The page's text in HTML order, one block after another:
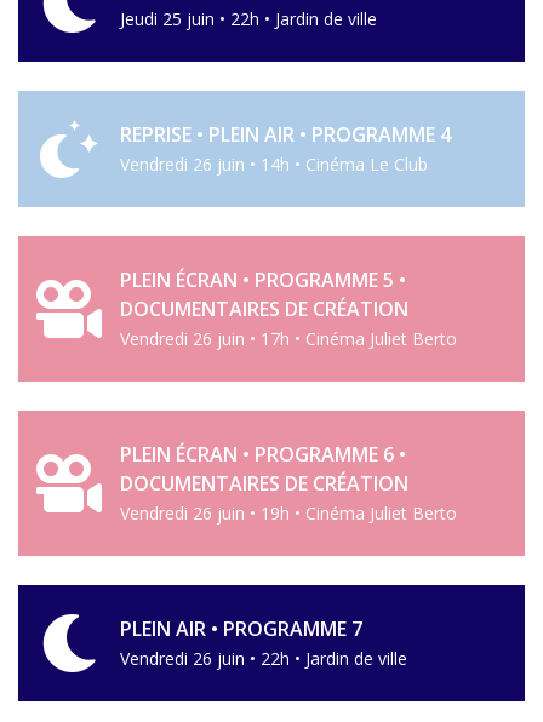
Jeudi 25 juin • 22h • Jardin de ville
REPRISE • PLEIN AIR • PROGRAMME 4
Vendredi 26 juin • 14h • Cinéma Le Club
PLEIN ÉCRAN • PROGRAMME 5 •
DOCUMENTAIRES DE CRÉATION
Vendredi 26 juin • 17h • Cinéma Juliet Berto
PLEIN ÉCRAN • PROGRAMME 6 •
DOCUMENTAIRES DE CRÉATION
Vendredi 26 juin • 19h • Cinéma Juliet Berto
PLEIN AIR • PROGRAMME 7
Vendredi 26 juin • 22h • Jardin de ville